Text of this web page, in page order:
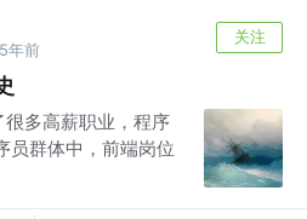
5年前
关注
多高薪职业，程序
员群体中，前端岗位